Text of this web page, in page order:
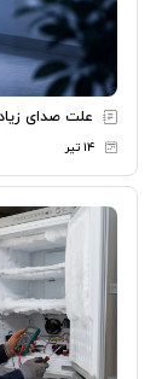
علت صدای
۱۴ تیر